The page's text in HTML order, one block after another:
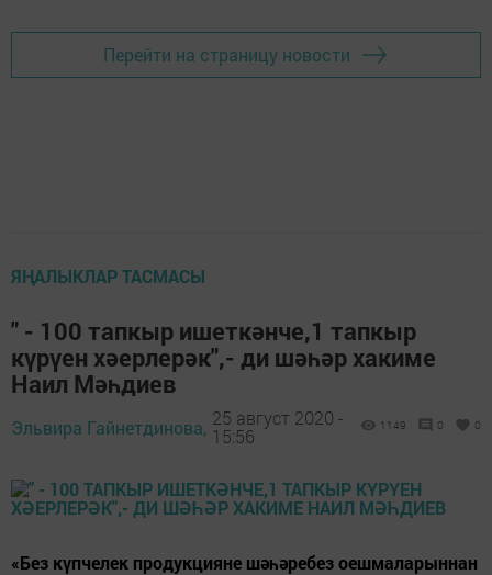
Перейти на страницу новости
ЯҢАЛЫКЛАР ТАСМАСЫ
" - 100 тапкыр ишеткәнче,1 тапкыр
күрүен хәерлерәк",- ди шәһәр хакиме
Наил Мәһдиев
Эльвира Гайнетдинова, 25 август 2020 -
15:56
1149 0 0
«Без күпчелек продукцияне шәһәребез оешмаларыннан